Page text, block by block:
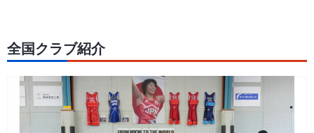
全国クラブ紹介